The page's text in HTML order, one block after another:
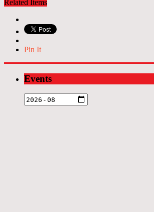
Related Items
Pin It
Events